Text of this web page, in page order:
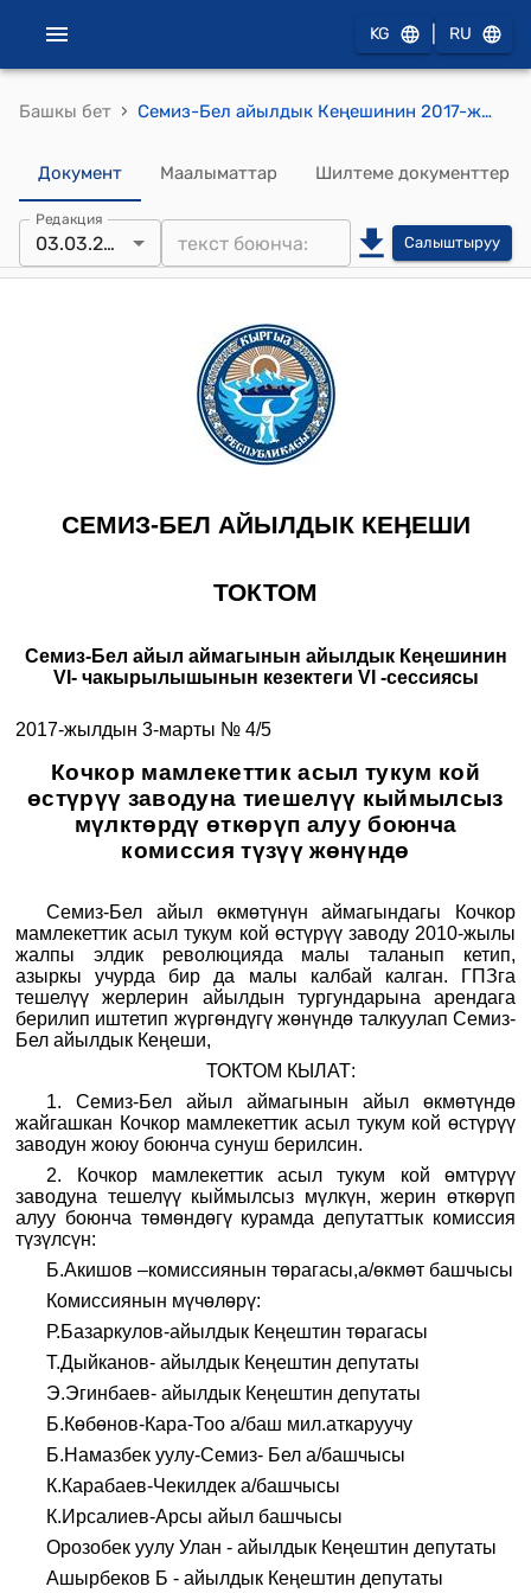
KG RU
Башкы бет › Семиз-Бел айылдык Кеңешинин 2017-жылдын 3-мартындагы № 4/5 "Кочкор мамлекеттик асыл тукум кой ɵстүрүү заводуна тиешелүү кыймылсыз мүлктɵрдү ɵткɵрүп алуу боюнча комиссия түзүү жөнүндө" токтому
Документ Маалыматтар Шилтеме документтер
Редакция
03.03.2017 Салыштыруу